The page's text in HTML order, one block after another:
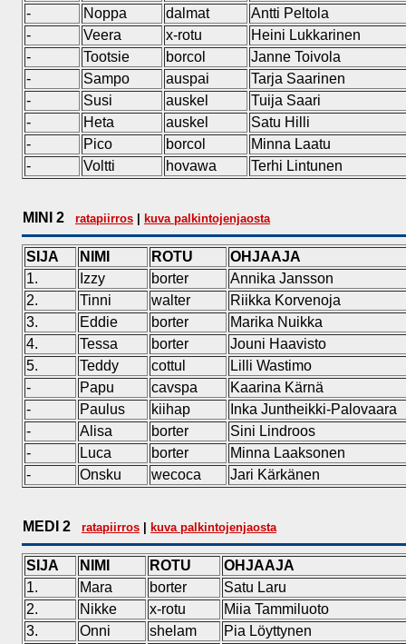
-
Noppa dalmat
Antti Peltola
-
Veera x-rotu
Heini Lukkarinen
-
Tootsie borcol
Janne Toivola
-
Sampo auspai
Tarja Saarinen
-
Susi auskel
Tuija Saari
-
Heta auskel
Satu Hilli
-
Pico borcol
Minna Laatu
-
Voltti hovawa Terhi Lintunen
MINI 2 ratapiirros kuva palkintojenjaosta
SIJA NIMI ROTU
OHJAAJA
1.
Izzy borter
Annika Jansson
2.
Tinni walter
Riikka Korvenoja
3.
Eddie borter
Marika Nuikka
4.
Tessa borter
Jouni Haavisto
5.
Teddy cottul
Lilli Wastimo
-
Papu cavspa
Kaarina Kärnä
-
Paulus kiihap
Inka Juntheikki-Palovaara
-
Alisa borter
Sini Lindroos
-
Luca borter
Minna Laaksonen
-
Onsku wecoca Jari Kärkänen
MEDI 2 ratapiirros kuva palkintojenjaosta
SIJA NIMI ROTU
OHJAAJA
1.
Mara borter
Satu Laru
2.
Nikke x-rotu
Miia Tammiluoto
3.
Onni shelam
Pia Löyttynen